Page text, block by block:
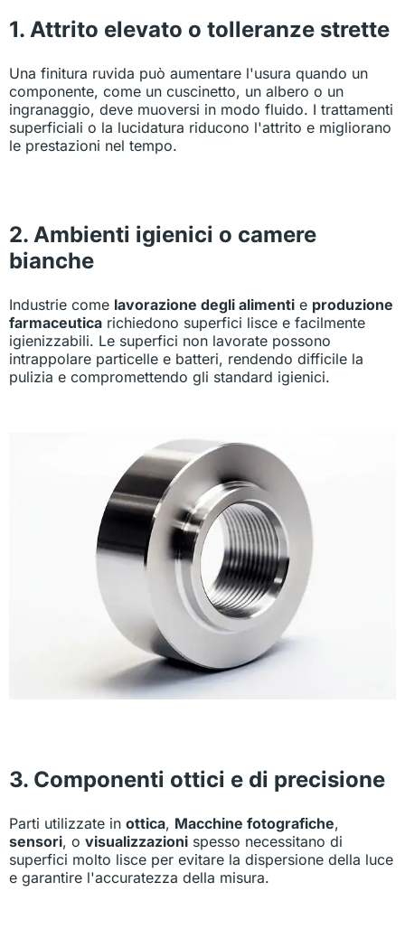
1. Attrito elevato o tolleranze strette
Una finitura ruvida può aumentare l'usura quando un
componente, come un cuscinetto, un albero o un
ingranaggio, deve muoversi in modo fluido. I trattamenti
superficiali o la lucidatura riducono l'attrito e migliorano
le prestazioni nel tempo.
2. Ambienti igienici o camere
bianche
Industrie come lavorazione degli alimenti e produzione
farmaceutica richiedono superfici lisce e facilmente
igienizzabili. Le superfici non lavorate possono
intrappolare particelle e batteri, rendendo difficile la
pulizia e compromettendo gli standard igienici.
3. Componenti ottici e di precisione
Parti utilizzate in ottica, Macchine fotografiche,
sensori, o visualizzazioni spesso necessitano di
superfici molto lisce per evitare la dispersione della luce
e garantire l'accuratezza della misura.